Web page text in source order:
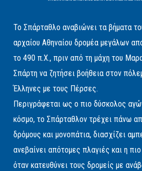
Το Σπάρταθλο αναβιώνει τα βήματα
αρχαίου Αθηναίου δρομέα μεγάλων
το 490 π.Χ., πριν από τη μάχη του
Σπάρτη να ζητήσει βοήθεια στον
Έλληνες με τους Πέρσες.
Περιγράφεται ως ο πιο δύσκολος
κόσμο, το Σπάρταθλον τρέχει πάνω
δρόμους και μονοπάτια, διασχίζει
ανεβαίνει απότομες πλαγιές και η
όταν κατευθύνει τους δρομείς με